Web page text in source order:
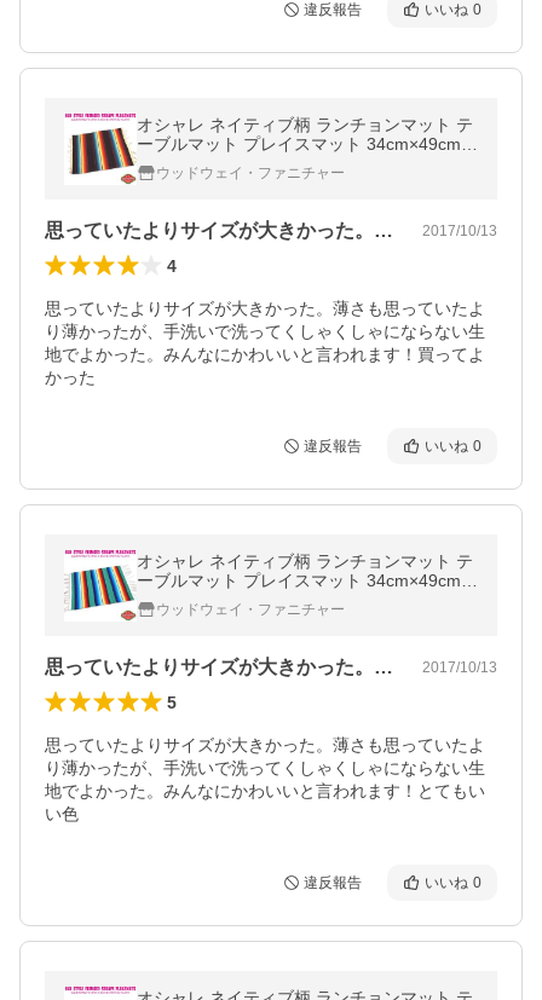
違反報告 いいね 0
オシャレ ネイティブ柄 ランチョンマット テ
ーブルマット プレイスマット 34cm×49cm
(ブラック) エルパソ サドルブランケット フ
ァイヤー＆アイス サラペ
ウッドウェイ・ファニチャー
思っていたよりサイズが大きかった。薄さ… 2017/10/13
4
思っていたよりサイズが大きかった。薄さも思っていたよ
り薄かったが、手洗いで洗ってくしゃくしゃにならない生
地でよかった。みんなにかわいいと言われます！買ってよ
かった
違反報告 いいね 0
オシャレ ネイティブ柄 ランチョンマット テ
ーブルマット プレイスマット 34cm×49cm
(ティール) エルパソ サドルブランケット フ
ァイヤー＆アイス サラペ
ウッドウェイ・ファニチャー
思っていたよりサイズが大きかった。薄さ… 2017/10/13
5
思っていたよりサイズが大きかった。薄さも思っていたよ
り薄かったが、手洗いで洗ってくしゃくしゃにならない生
地でよかった。みんなにかわいいと言われます！とてもい
い色
違反報告 いいね 0